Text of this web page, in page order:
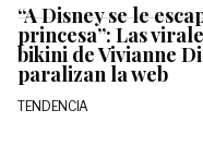
“A Disney se le
princesa”: Las
bikini de Vivianne
paralizan la web
TENDENCIA